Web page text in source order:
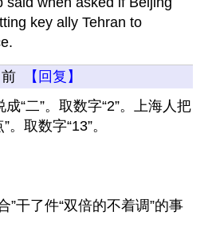
key ally Tehran to
【回复】
“二”。取数字“2”。上海人把
。取数字“13”。
”干了件“双倍的不着调”的事